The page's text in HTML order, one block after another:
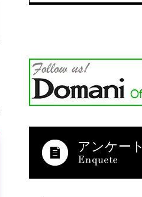
アンケート